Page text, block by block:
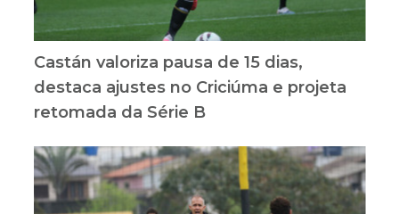
Castán valoriza pausa de 15 dias,
destaca ajustes no Criciúma e projeta
retomada da Série B